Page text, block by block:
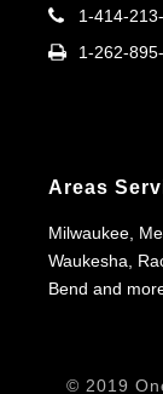
1-414-
1-262-
Areas
Milwaukee,
Waukesha,
Bend and
© 2019